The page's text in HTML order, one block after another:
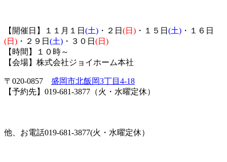
【開催日】１１月１日 (土) ・２ 日 (日) ・１５日 (土) ・１６日
(日) ・２９日 (土) ・３０日 (日)
【時間】１０時～
【会場】株式会社ジョイホーム本社
〒020-0857 盛岡市北飯岡3丁目4-18
【予約先】019-681-3877（火・水曜定休）
他、お電話019-681-3877(火・水曜定休）